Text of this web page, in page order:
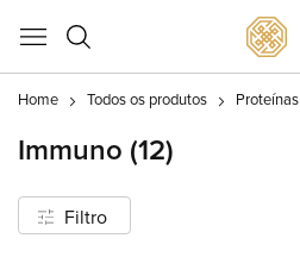
Home Todos os produtos Proteínas
Immuno (12)
Filtro